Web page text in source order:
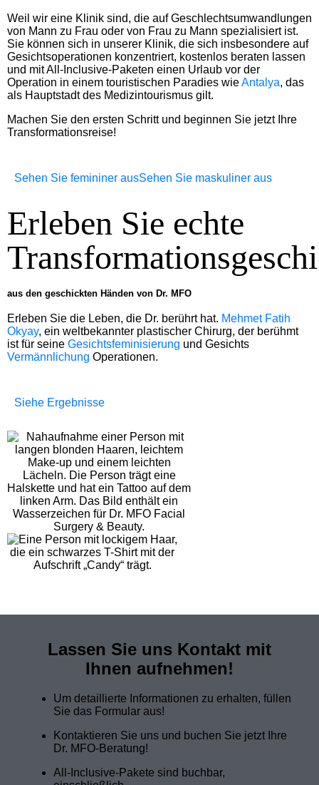
Weil wir eine Klinik sind, die auf Geschlechtsumwandlungen
von Mann zu Frau oder von Frau zu Mann spezialisiert ist.
Sie können sich in unserer Klinik, die sich insbesondere auf
Gesichtsoperationen konzentriert, kostenlos beraten lassen
und mit All-Inclusive-Paketen einen Urlaub vor der
Operation in einem touristischen Paradies wieAntalya, das
als Hauptstadt des Medizintourismus gilt.
Machen Sie den ersten Schritt und beginnen Sie jetzt Ihre
Transformationsreise!
Sehen Sie femininer ausSehen Sie maskuliner aus
Erleben Sie echte
aus den geschickten Händen von Dr. MFO
Erleben Sie die Leben, die Dr. berührt hat. Mehmet Fatih
Okyay, ein weltbekannter plastischer Chirurg, der berühmt
ist für seine Gesichtsfeminisierung und Gesichts
Vermännlichung Operationen.
Siehe Ergebnisse
Lassen Sie uns Kontakt mit
Ihnen aufnehmen!
Um detaillierte Informationen zu erhalten, füllen
Sie das Formular aus!
Kontaktieren Sie uns und buchen Sie jetzt Ihre
Dr. MFO-Beratung!
All-Inclusive-Pakete sind buchbar,